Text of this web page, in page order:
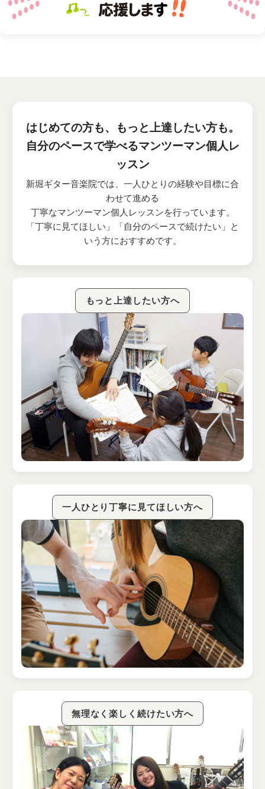
はじめての方も、もっと上達したい方も。
自分のペースで学べるマンツーマン個人レ
ッスン
新堀ギター音楽院では、一人ひとりの経験や目標に合
わせて進める
丁寧なマンツーマン個人レッスンを行っています。
「丁寧に見てほしい」「自分のペースで続けたい」と
いう方におすすめです。
もっと上達したい方へ
一人ひとり丁寧に見てほしい方へ
無理なく楽しく続けたい方へ